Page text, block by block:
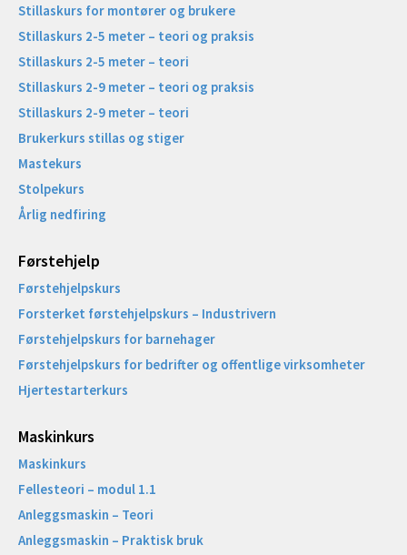
Stillaskurs for montører og brukere
Stillaskurs 2-5 meter – teori og praksis
Stillaskurs 2-5 meter – teori
Stillaskurs 2-9 meter – teori og praksis
Stillaskurs 2-9 meter – teori
Brukerkurs stillas og stiger
Mastekurs
Stolpekurs
Årlig nedfiring
Førstehjelp
Førstehjelpskurs
Forsterket førstehjelpskurs – Industrivern
Førstehjelpskurs for barnehager
Førstehjelpskurs for bedrifter og offentlige virksomheter
Hjertestarterkurs
Maskinkurs
Maskinkurs
Fellesteori – modul 1.1
Anleggsmaskin – Teori
Anleggsmaskin – Praktisk bruk